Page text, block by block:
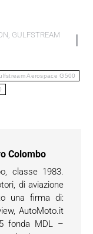
, GULFSTREAM
Aerospace G500
Colombo
classe 1983.
di aviazione
una firma di:
AutoMoto.it
fonda MDL –